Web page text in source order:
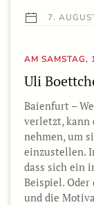
7.
AM SAMSTAG,
Uli
Baienfurt –
verletzt, kann
nehmen, um
einzustellen.
dass sich ein
Beispiel.
und die